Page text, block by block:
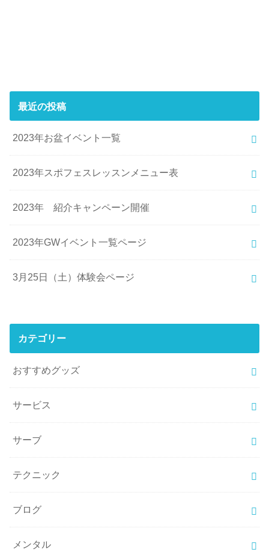
最近の投稿
2023年お盆イベント一覧
2023年スポフェスレッスンメニュー表
2023年 紹介キャンペーン開催
2023年GWイベント一覧ページ
3月25日（土）体験会ページ
カテゴリー
おすすめグッズ
サービス
サーブ
テクニック
ブログ
メンタル